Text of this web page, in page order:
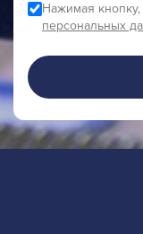
Нажимая кнопку,
персональных